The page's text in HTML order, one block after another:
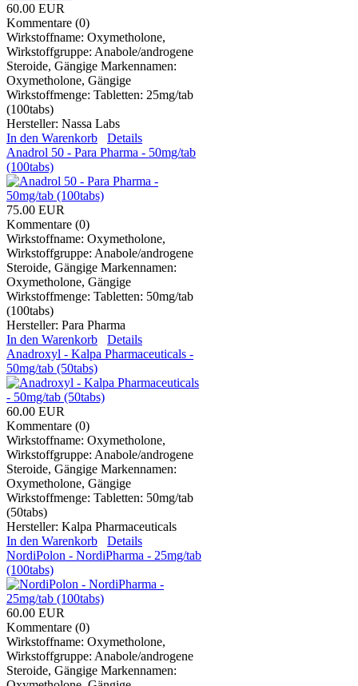
60.00 EUR
Kommentare (0)
Wirkstoffname: Oxymetholone,
Wirkstoffgruppe: Anabole/androgene
Steroide, Gängige Markennamen:
Oxymetholone, Gängige
Wirkstoffmenge: Tabletten: 25mg/tab
(100tabs)
Hersteller: Nassa Labs
In den Warenkorb
Details
Anadrol 50 - Para Pharma - 50mg/tab
(100tabs)
75.00 EUR
Kommentare (0)
Wirkstoffname: Oxymetholone,
Wirkstoffgruppe: Anabole/androgene
Steroide, Gängige Markennamen:
Oxymetholone, Gängige
Wirkstoffmenge: Tabletten: 50mg/tab
(100tabs)
Hersteller: Para Pharma
In den Warenkorb
Details
Anadroxyl - Kalpa Pharmaceuticals -
50mg/tab (50tabs)
60.00 EUR
Kommentare (0)
Wirkstoffname: Oxymetholone,
Wirkstoffgruppe: Anabole/androgene
Steroide, Gängige Markennamen:
Oxymetholone, Gängige
Wirkstoffmenge: Tabletten: 50mg/tab
(50tabs)
Hersteller: Kalpa Pharmaceuticals
In den Warenkorb
Details
NordiPolon - NordiPharma - 25mg/tab
(100tabs)
60.00 EUR
Kommentare (0)
Wirkstoffname: Oxymetholone,
Wirkstoffgruppe: Anabole/androgene
Steroide, Gängige Markennamen: